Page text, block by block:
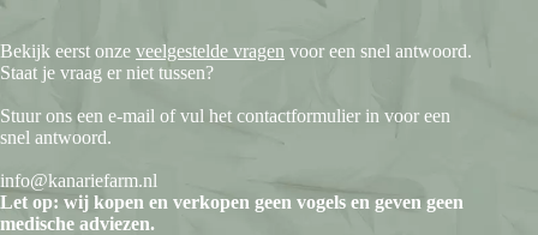
Bekijk eerst onze veelgestelde vragen voor een snel antwoord.
Staat je vraag er niet tussen?
Stuur ons een e-mail of vul het contactformulier in voor een
snel antwoord.
info@kanariefarm.nl
Let op: wij kopen en verkopen geen vogels en geven geen
medische adviezen.